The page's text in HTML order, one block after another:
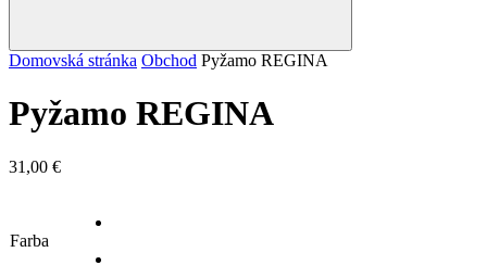
Domovská stránka Obchod Pyžamo REGINA
Pyžamo REGINA
31,00 €
Farba